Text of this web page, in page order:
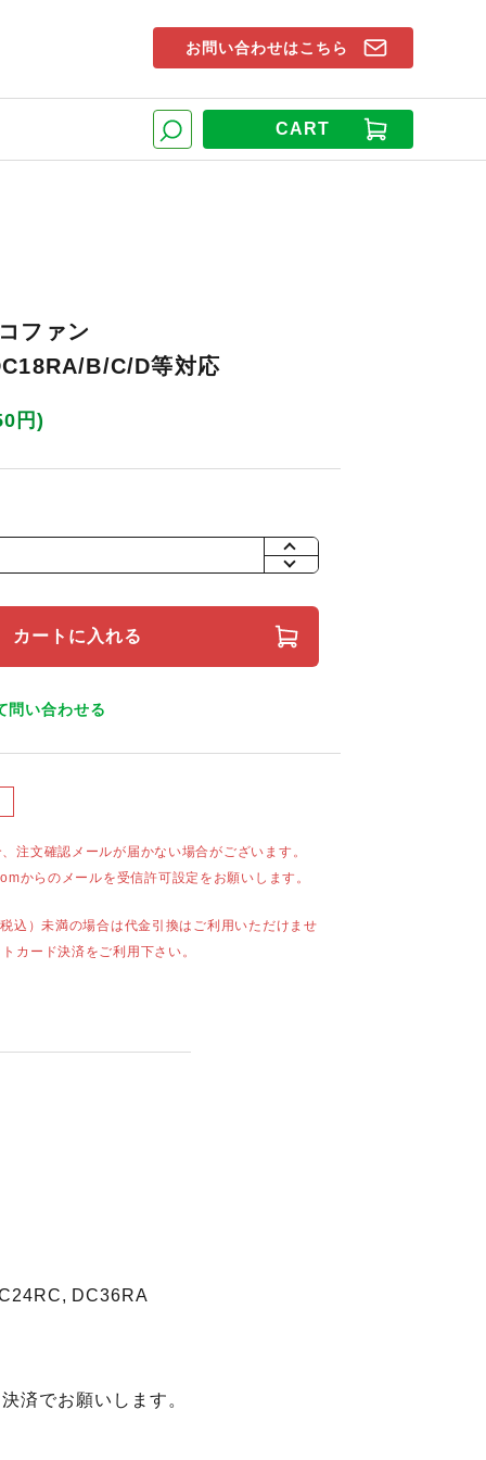
CART
お問い合わせはこちら
ファン
B/C/D等対応
円)
+
カートに入れる
問い合わせる
注文確認メールが届かない場合がございます。
からのメールを受信許可設定をお願いします。
込）未満の場合は代金引換はご利用いただけませ
カード決済をご利用下さい。
DC36RA
済でお願いします。